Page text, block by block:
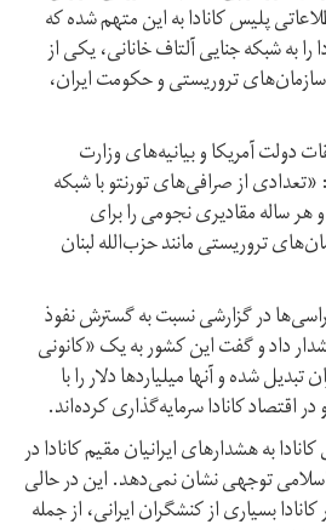
پلیس کانادا به این متهم شده که
به شبکه جنایی آلتاف خانانی، یکی از
تروریستی و حکومت ایران،
دولت آمریکا و بیانیه‌های وزارت
از صرافی‌های تورنتو با شبکه‌
ساله مقادیری نجومی را برای
تروریستی مانند حزب‌الله لبنان
در گزارشی نسبت به گسترش نفوذ
داد و گفت این کشور به یک «کانونی
شده و آنها میلیاردها دلار را با
اقتصاد کانادا سرمایه‌گذاری کرده‌اند.
به هشدارهای ایرانیان مقیم کانادا در
توجهی نشان نمی‌دهد. این در حالی
بسیاری از کنشگران ایرانی، از جمله